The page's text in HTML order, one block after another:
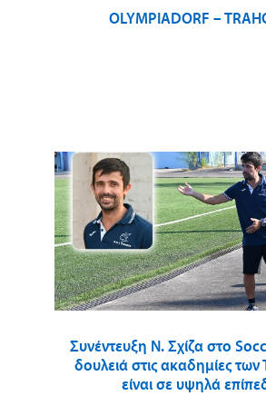
OLYMPIADORF –
Συνέντευξη Ν. Σχίζα στο
δουλειά στις ακαδημίες
είναι σε υψηλά